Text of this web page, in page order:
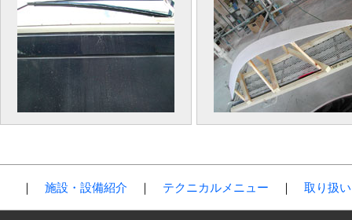
｜施設・設備紹介 ｜ テクニカルメニュー ｜取り扱